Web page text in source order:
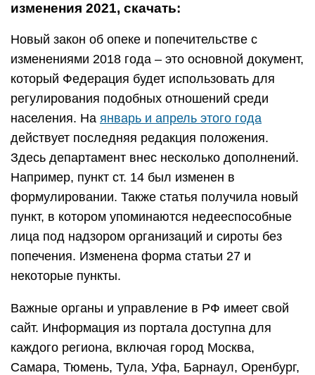
изменения 2021, скачать:
Новый закон об опеке и попечительстве с
изменениями 2018 года – это основной документ,
который Федерация будет использовать для
регулирования подобных отношений среди
населения. На январь и апрель этого года
действует последняя редакция положения.
Здесь департамент внес несколько дополнений.
Например, пункт ст. 14 был изменен в
формулировании. Также статья получила новый
пункт, в котором упоминаются недееспособные
лица под надзором организаций и сироты без
попечения. Изменена форма статьи 27 и
некоторые пункты.
Важные органы и управление в РФ имеет свой
сайт. Информация из портала доступна для
каждого региона, включая город Москва,
Самара, Тюмень, Тула, Уфа, Барнаул, Оренбург,